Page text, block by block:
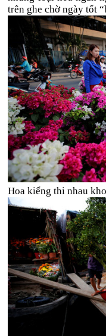
trên ghe chờ ngày tốt
Hoa kiểng thi nhau